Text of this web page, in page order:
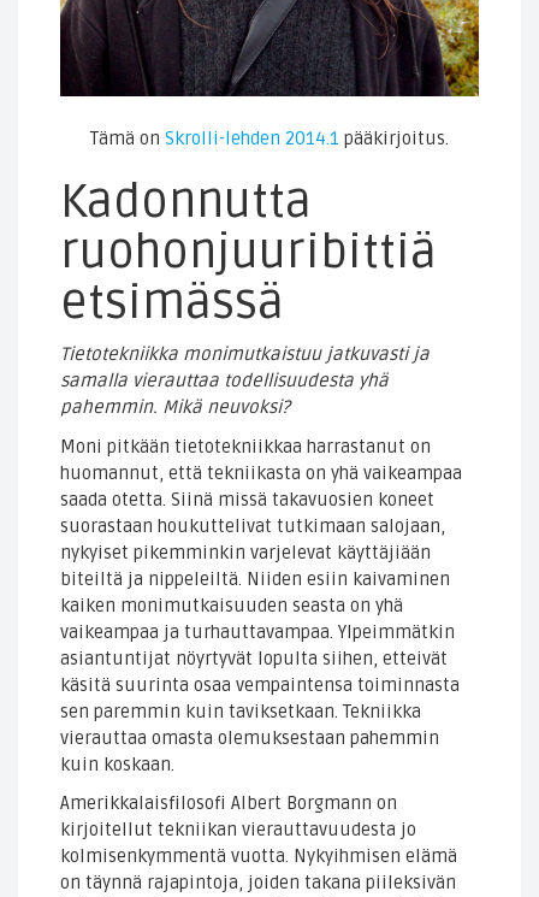
Tämä on Skrolli-lehden 2014.1 pääkirjoitus.
Kadonnutta
ruohonjuuribittiä
etsimässä
Tietotekniikka monimutkaistuu jatkuvasti ja
samalla vierauttaa todellisuudesta yhä
pahemmin. Mikä neuvoksi?
Moni pitkään tietotekniikkaa harrastanut on
huomannut, että tekniikasta on yhä vaikeampaa
saada otetta. Siinä missä takavuosien koneet
suorastaan houkuttelivat tutkimaan salojaan,
nykyiset pikemminkin varjelevat käyttäjiään
biteiltä ja nippeleiltä. Niiden esiin kaivaminen
kaiken monimutkaisuuden seasta on yhä
vaikeampaa ja turhauttavampaa. Ylpeimmätkin
asiantuntijat nöyrtyvät lopulta siihen, etteivät
käsitä suurinta osaa vempaintensa toiminnasta
sen paremmin kuin taviksetkaan. Tekniikka
vierauttaa omasta olemuksestaan pahemmin
kuin koskaan.
Amerikkalaisfilosofi Albert Borgmann on
kirjoitellut tekniikan vierauttavuudesta jo
kolmisenkymmentä vuotta. Nykyihmisen elämä
on täynnä rajapintoja, joiden takana piileksivän